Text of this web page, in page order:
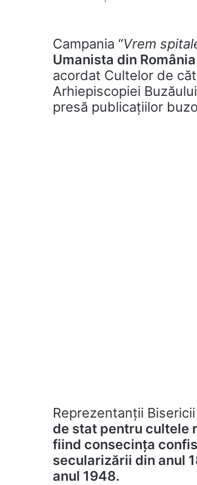
Campania “Vrem
Umanista din România
acordat Cultelor de
Arhiepiscopiei
presă publicațiilor
Reprezentanții
de stat pentru cultele
fiind consecinţa
secularizării din anul
anul 1948.